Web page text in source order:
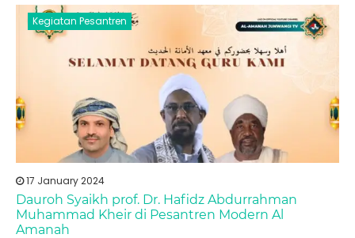
Kegiatan Pesantren
17 January 2024
Dauroh Syaikh prof. Dr. Hafidz Abdurrahman
Muhammad Kheir di Pesantren Modern Al
Amanah